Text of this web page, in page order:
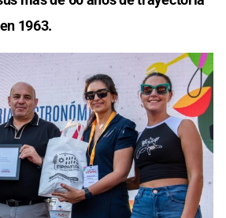
1963.